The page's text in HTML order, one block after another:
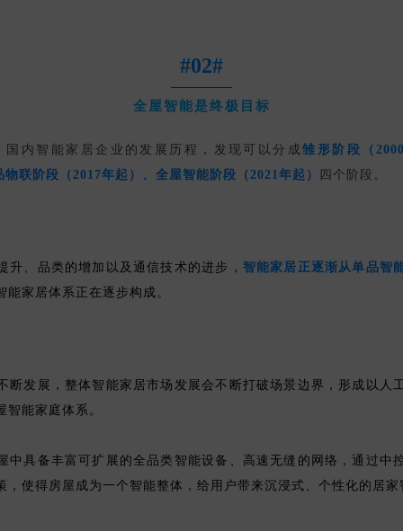
#02#
全屋智能是终极目标
国内智能家居企业的发展历程，发现可以分成雏形阶段（
联阶段（2017年起）、全屋智能阶段（2021年起）
四个阶段。
升、品类的增加以及通信技术的进步， 智能家居正逐渐从单品智
家居体系正在逐步构成。
断发展，整体智能家居市场发展会不断打破场景边界，形成以人
智能家庭体系。
中具备丰富可扩展的全品类智能设备、高速无缝的网络，通过中
，使得房屋成为一个智能整体，给用户带来沉浸式、个性化的居家